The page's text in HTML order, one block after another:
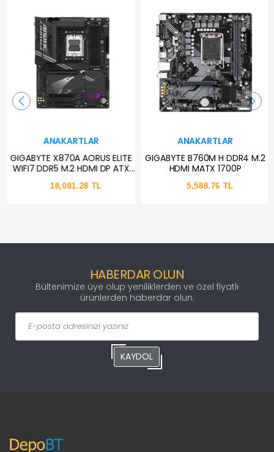
ANAKARTLAR
GIGABYTE X870A AORUS ELITE
WIFI7 DDR5 M.2 HDMI DP ATX
18,081.28 TL
ANAKARTLAR
GIGABYTE B760M H DDR4 M.2
HDMI MATX 1700P
5,588.76 TL
HABERDAR OLUN
Bültenimize üye olup yeniliklerden ve özel fiyatlı
ürünlerden haberdar olun.
KAYDOL